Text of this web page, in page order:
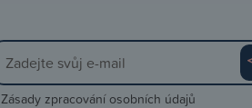
Zásady zpracování osobních údajů